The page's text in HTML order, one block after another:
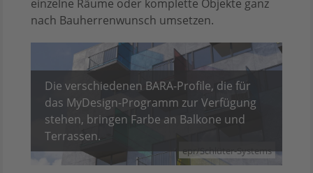
einzelne Räume oder komplette Objekte ganz
nach Bauherrenwunsch umsetzen.
epr/Schlüter-Systems
Die verschiedenen BARA-Profile, die für
das MyDesign-Programm zur Verfügung
stehen, bringen Farbe an Balkone und
Terrassen.